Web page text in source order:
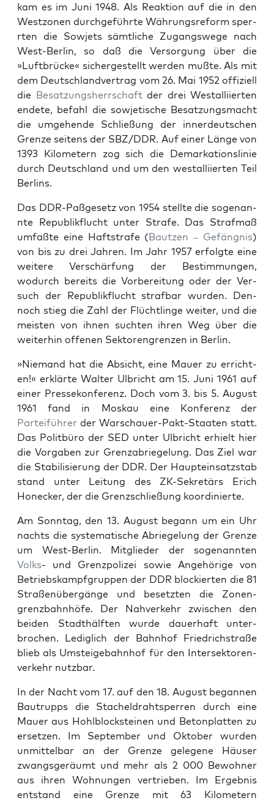
kam es im Juni 1948. Als Reak­tion auf die in den
West­zo­nen durchge­führte Währungsre­form sper­
rten die Sow­jets sämtliche Zugangswege nach
West-Berlin, so daß die Ver­sorgung über die
»Luft­brücke« sichergestellt wer­den mußte. Als mit
dem Deutsch­land­ver­trag vom 26. Mai 1952 offiziell
die Besatzung­sh­errschaftder drei West­al­li­ierten
endete, befahl die sow­jetis­che Besatzungs­macht
die umge­hende Schließung der innerdeutschen
Gren­ze seit­ens der SBZ/DDR. Auf ein­er Länge von
1393 Kilo­me­tern zog sich die Demarka­tion­slin­ie
durch Deutsch­land und um den west­al­li­ierten Teil
Berlins.
Das DDR-Paßge­setz von 1954 stellte die soge­nan­
nte Repub­lik­flucht unter Strafe. Das Straf­maß
umfaßte eine Haft­strafe (Bautzen – Gefäng­nis)
von bis zu drei Jahren. Im Jahr 1957 erfol­gte eine
weit­ere Ver­schär­fung der Bes­tim­mungen,
wodurch bere­its die Vor­bere­itung oder der Ver­
such der Repub­lik­flucht straf­bar wur­den. Den­
noch stieg die Zahl der Flüchtlinge weit­er, und die
meis­ten von ihnen sucht­en ihren Weg über die
weit­er­hin offe­nen Sek­toren­gren­zen in Berlin.
»Nie­mand hat die Absicht, eine Mauer zu erricht­
en!« erk­lärte Wal­ter Ulbricht am 15. Juni 1961 auf
ein­er Pressekon­ferenz. Doch vom 3. bis 5. August
1961 fand in Moskau eine Kon­ferenz der
Parteiführer der Warschauer-Pakt-Staat­en statt.
Das Polit­büro der SED unter Ulbricht erhielt hier
die Vor­gaben zur Gren­z­abriegelung. Das Ziel war
die Sta­bil­isierung der DDR. Der Hauptein­satzstab
stand unter Leitung des ZK-Sekretärs Erich
Honeck­er, der die Gren­zschließung koor­dinierte.
Am Son­ntag, den 13. August begann um ein Uhr
nachts die sys­tem­a­tis­che Abriegelung der Gren­ze
um West-Berlin. Mit­glieder der soge­nan­nten
Volks- und Gren­zpolizei sowie Ange­hörige von
Betrieb­skampf­grup­pen der DDR block­ierten die 81
Straßenübergänge und beset­zten die Zonen­
grenzbahn­höfe. Der Nahverkehr zwis­chen den
bei­den Stadthälften wurde dauer­haft unter­
brochen. Lediglich der Bahn­hof Friedrich­straße
blieb als Umsteige­bahn­hof für den Inter­sek­toren­
verkehr nutzbar.
In der Nacht vom 17. auf den 18. August began­nen
Bautrup­ps die Stachel­drahtsper­ren durch eine
Mauer aus Hohlblock­steinen und Beton­plat­ten zu
erset­zen. Im Sep­tem­ber und Okto­ber wur­den
unmit­tel­bar an der Gren­ze gele­gene Häuser
zwangs­geräumt und mehr als 2 000 Bewohn­er
aus ihren Woh­nun­gen ver­trieben. Im Ergeb­nis
ent­stand eine Gren­ze mit 63 Kilo­me­tern